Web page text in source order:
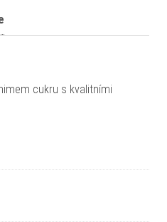
cukru s kvalitními